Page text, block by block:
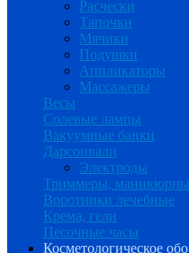
Расчески
Тапочки
Мячики
Подушки
Аппликаторы
Массажеры
Весы
Солевые лампы
Вакуумные банки
Дарсонвали
Электроды
Триммеры,
Воротники лечебные
Крема, гели
Песочные часы
Косметологическое